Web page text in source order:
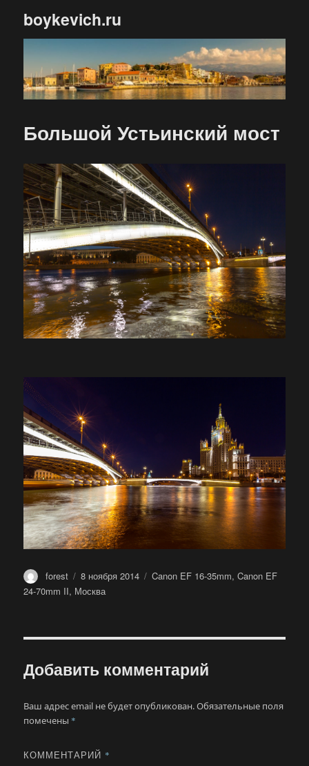
boykevich.ru
Большой Устьинский мост
Автор
forest Опубликовано
8 ноября 2014 Метки
Canon EF 16-35mm,Canon EF
24-70mm II, Москва
Добавить комментарий
Ваш адрес email не будет опубликован.Обязательные поля
помечены *
КОММЕНТАРИЙ *